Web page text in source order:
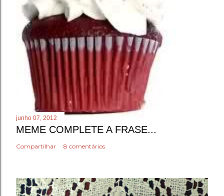
junho 07, 2012
MEME COMPLETE A FRASE...
Compartilhar 8 comentários